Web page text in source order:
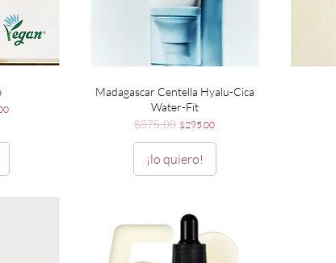
oferta
Vista rápida
Madagascar Centella Hyalu-Cica
Water-Fit
Precio
$375.00 Precio de oferta
$295.00
¡lo quiero!